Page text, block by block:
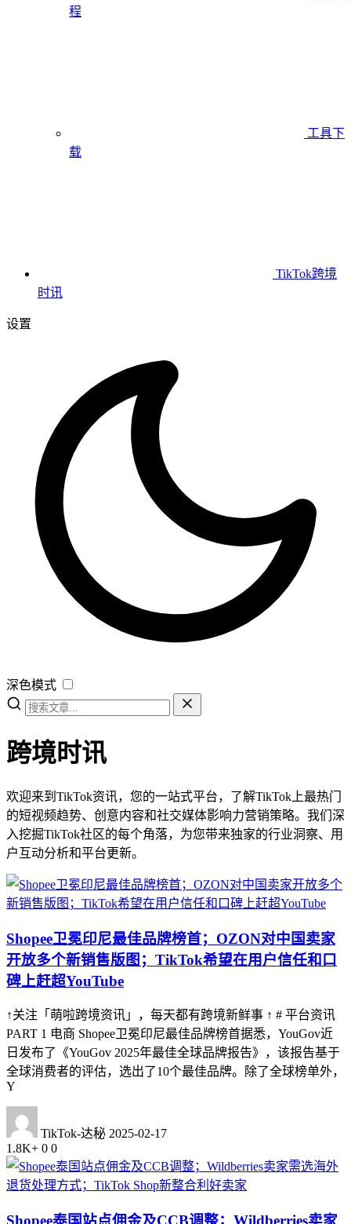
程
工具下
载
TikTok跨境
时讯
设置
深色模式
跨境时讯
欢迎来到TikTok资讯，您的一站式平台，了解TikTok上最热门
的短视频趋势、创意内容和社交媒体影响力营销策略。我们深
入挖掘TikTok社区的每个角落，为您带来独家的行业洞察、用
户互动分析和平台更新。
Shopee卫冕印尼最佳品牌榜首；OZON对中国卖家
开放多个新销售版图；TikTok希望在用户信任和口
碑上赶超YouTube
↑关注「萌啦跨境资讯」，每天都有跨境新鲜事 ↑ # 平台资讯
PART 1 电商 Shopee卫冕印尼最佳品牌榜首据悉，YouGov近
日发布了《YouGov 2025年最佳全球品牌报告》，该报告基于
全球消费者的评估，选出了10个最佳品牌。除了全球榜单外，
Y
TikTok-达秘 2025-02-17
1.8K+ 0 0
Shopee泰国站点佣金及CCB调整；Wildberries卖家